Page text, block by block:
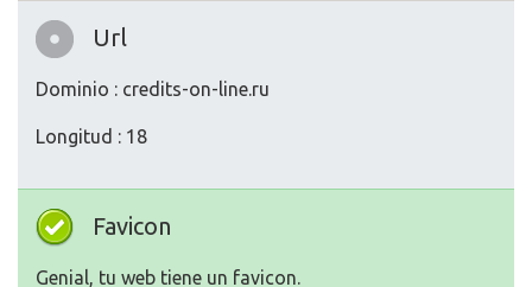
Url
Dominio : credits-on-line.ru
Longitud : 18
Favicon
Genial, tu web tiene un favicon.